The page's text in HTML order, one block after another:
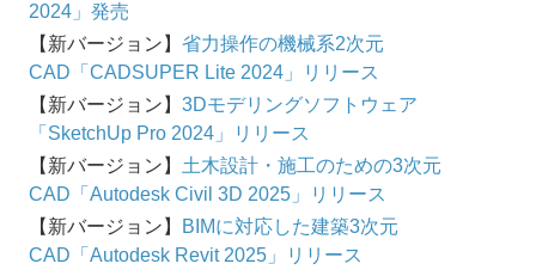
2024」発売
【新バージョン】 省力操作の機械系2次元
CAD「CADSUPER Lite 2024」リリース
【新バージョン】 3Dモデリングソフトウェア
「SketchUp Pro 2024」リリース
【新バージョン】 土木設計・施工のための3次元
CAD「Autodesk Civil 3D 2025」リリース
【新バージョン】
BIMに対応した建築3次元
CAD「Autodesk Revit 2025」リリース